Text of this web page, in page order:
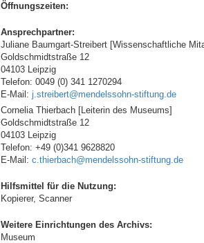
Öffnungszeiten:
Ansprechpartner:
Juliane Baumgart-Streibert [Wissenschaftliche
Goldschmidtstraße 12
04103 Leipzig
Telefon: 0049 (0) 341 1270294
E-Mail: j.streibert@mendelssohn-stiftung.de
Cornelia Thierbach [Leiterin des Museums]
Goldschmidtstraße 12
04103 Leipzig
Telefon: +49 (0)341 9628820
E-Mail: c.thierbach@mendelssohn-stiftung.de
Hilfsmittel für die Nutzung:
Kopierer, Scanner
Weitere Einrichtungen des Archivs:
Museum